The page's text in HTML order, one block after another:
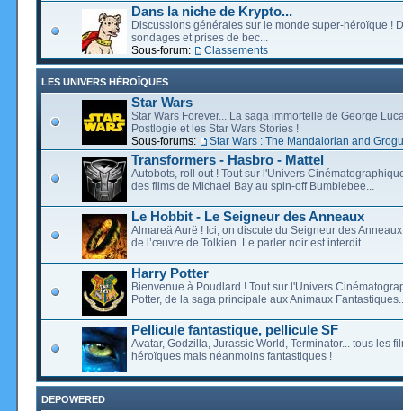
Dans la niche de Krypto...
Discussions générales sur le monde super-héroïque !
sondages et prises de bec...
Sous-forum:
Classements
LES UNIVERS HÉROÏQUES
Star Wars
Star Wars Forever... La saga immortelle de George
Postlogie et les Star Wars Stories !
Sous-forums:
Star Wars : The Mandalorian and Grogu
Transformers - Hasbro - Mattel
Autobots, roll out ! Tout sur l'Univers
des films de Michael Bay au spin-off Bumblebee...
Le Hobbit - Le Seigneur des Anneaux
Almareä Aurë ! Ici, on discute du Seigneur des
de l’œuvre de Tolkien. Le parler noir est interdit.
Harry Potter
Bienvenue à Poudlard ! Tout sur l'Univers
Potter, de la saga principale aux Animaux
Pellicule fantastique, pellicule SF
Avatar, Godzilla, Jurassic World, Terminator... tous les
héroïques mais néanmoins fantastiques !
DEPOWERED